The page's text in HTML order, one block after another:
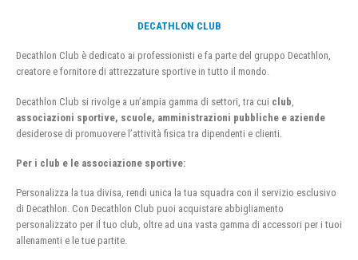
DECATHLON CLUB
Decathlon Club è dedicato ai professionisti e fa parte del gruppo Decathlon,
creatore e fornitore di attrezzature sportive in tutto il mondo.
Decathlon Club si rivolge a un’ampia gamma di settori, tra cui club
associazioni sportive, scuole, amministrazioni pubbliche e aziende
desiderose di promuovere l’attività fisica tra dipendenti e clienti.
Per i club e le associazione sportive:
Personalizza la tua divisa, rendi unica la tua squadra con il servizio esclusivo
di Decathlon. Con Decathlon Club puoi acquistare abbigliamento
personalizzato per il tuo club, oltre ad una vasta gamma di accessori per i tuoi
allenamenti e le tue partite.